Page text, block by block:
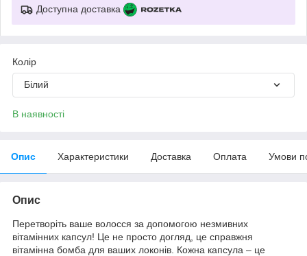
Доступна доставка
Колір
Білий
В наявності
Опис Характеристики Доставка Оплата Умови
Опис
Перетворіть ваше волосся за допомогою незмивних
вітамінних капсул! Це не просто догляд, це справжня
вітамінна бомба для ваших локонів. Кожна капсула – це